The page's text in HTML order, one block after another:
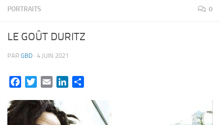
PORTRAITS 0
LE GOÛT DURITZ
PAR GBD · 4 JUIN 2021
FacebookTwitterEmail LinkedIn